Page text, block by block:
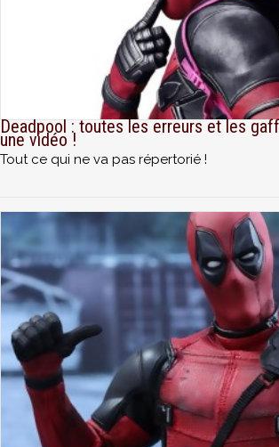
Deadpool : toutes les erreurs et les
une vidéo !
Tout ce qui ne va pas répertorié !